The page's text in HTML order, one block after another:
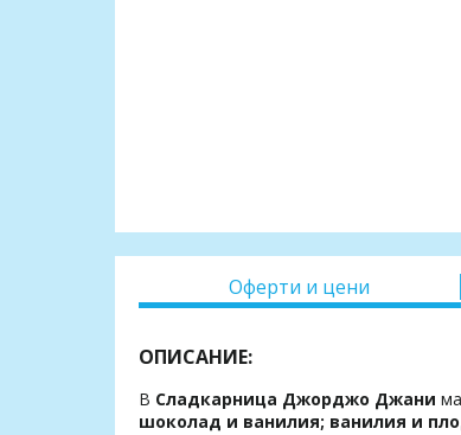
Оферти и цени
ОПИСАНИЕ:
В Сладкарница Джорджо Джани
шоколад и ванилия; ванилия и